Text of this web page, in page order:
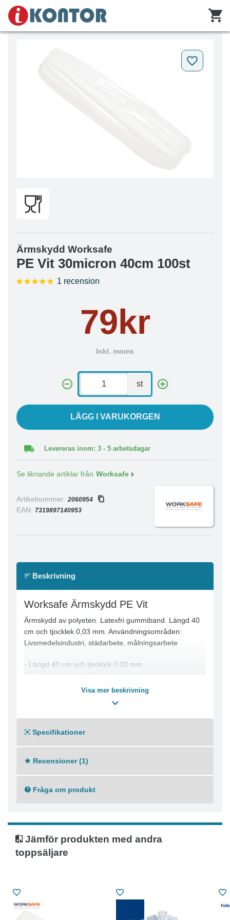
Ärmskydd Worksafe
PE Vit 30micron 40cm 100st
1 recension
79kr
Inkl. moms
st
LÄGG I VARUKORGEN
Levereras inom: 3 - 5 arbetsdagar
Se liknande artiklar från Worksafe
Artikelnummer: 2060954
EAN: 7319897140953
Beskrivning
Worksafe Ärmskydd PE Vit
Ärmskydd av polyeten. Latexfri gummiband. Längd 40
cm och tjocklek 0,03 mm. Användningsområden:
Livsmedelsindustri, städarbete, målningsarbete
- Längd 40 cm och tjocklek 0,03 mm
Visa mer beskrivning
Specifikationer
Recensioner (1)
Fråga om produkt
Jämför produkten med andra
toppsäljare